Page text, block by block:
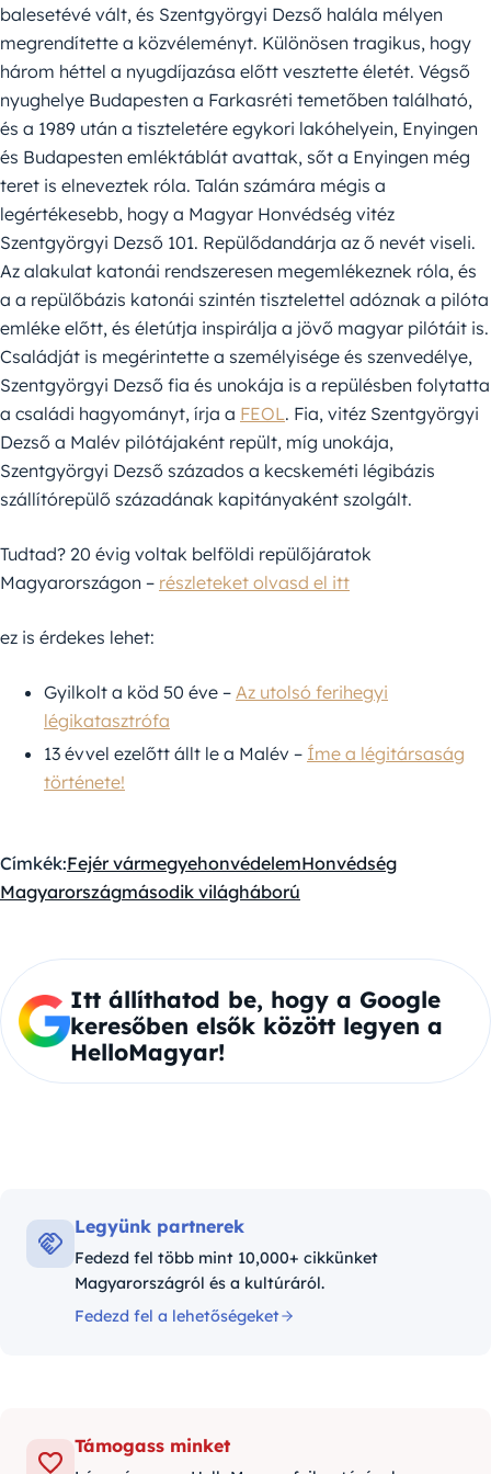
balesetévé vált, és Szentgyörgyi Dezső halála mélyen
megrendítette a közvéleményt. Különösen tragikus, hogy
három héttel a nyugdíjazása előtt vesztette életét. Végső
nyughelye Budapesten a Farkasréti temetőben található,
és a 1989 után a tiszteletére egykori lakóhelyein, Enyingen
és Budapesten emléktáblát avattak, sőt a Enyingen még
teret is elneveztek róla. Talán számára mégis a
legértékesebb, hogy a Magyar Honvédség vitéz
Szentgyörgyi Dezső 101. Repülődandárja az ő nevét viseli.
Az alakulat katonái rendszeresen megemlékeznek róla, és
a a repülőbázis katonái szintén tisztelettel adóznak a pilóta
emléke előtt, és életútja inspirálja a jövő magyar pilótáit is.
Családját is megérintette a személyisége és szenvedélye,
Szentgyörgyi Dezső fia és unokája is a repülésben folytatta
a családi hagyományt, írja a FEOL. Fia, vitéz Szentgyörgyi
Dezső a Malév pilótájaként repült, míg unokája,
Szentgyörgyi Dezső százados a kecskeméti légibázis
szállítórepülő századának kapitányaként szolgált.
Tudtad? 20 évig voltak belföldi repülőjáratok
Magyarországon – részleteket olvasd el itt
ez is érdekes lehet:
Gyilkolt a köd 50 éve – Az utolsó ferihegyi
légikatasztrófa
13 évvel ezelőtt állt le a Malév – Íme a légitársaság
története!
Címkék:Fejér vármegyehonvédelemHonvédség
Magyarországmásodik világháború
Itt állíthatod be, hogy a Google
keresőben elsők között legyen a
HelloMagyar!
Legyünk partnerek
Fedezd fel több mint 10,000+ cikkünket
Magyarországról és a kultúráról.
Fedezd fel a lehetőségeket
Támogass minket